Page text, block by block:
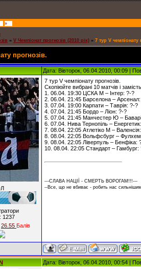
»
» V Чемпіонат прогнозів (2010 рік) » 7 тур V чемпіонату
прогнозів.
Дата: Вівторок, 06.04.2010, 00:09 |
1237
26.55 Балiв
7 тур V чемпіонату прогнозів.
Скопіюйте вибрані 10 матчів і
1. 06.04. 19:30 ЦСКА М – Інтер: ?-?
2. 06.04. 21:45 Барселона –
3. 07.04. 19:00 Карпати – Таврія: ?-?
4. 07.04. 21:45 Бордо – Ліон: ?-?
5. 07.04. 21:45 Манчестер Ю –
6. 07.04. Нива Тернопіль –
7. 08.04. 22:05 Атлетіко М –
8. 08.04. 22:05 Вольфсбург –
9. 08.04. 22:05 Ліверпуль – Бенфіка:
10. 08.04. 22:05 Стандарт – Гамбург:
---СЛАВА НАЦІЇ - СМЕРТЬ ВОРОГАМ!!!---
--Все, що не вбиває - робить нас
Дата: Вівторок, 06.04.2010, 00:54 |